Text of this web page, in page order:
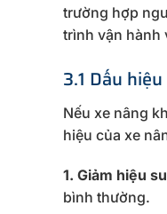
trường hợp
trình vận hành
3.1 Dấu
Nếu xe nâng
hiệu của xe
1. Giảm hiệu
bình thường.